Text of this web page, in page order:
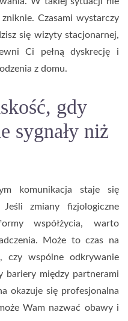
Czasami wystarczy
się wizyty stacjonarnej,
Ci pełną dyskrecję i
z domu.
gdy
sygnały niż
komunikacja staje się
zmiany fizjologiczne
współżycia, warto
Może to czas na
czy wspólne odkrywanie
bariery między partnerami
okazuje się profesjonalna
Wam nazwać obawy i